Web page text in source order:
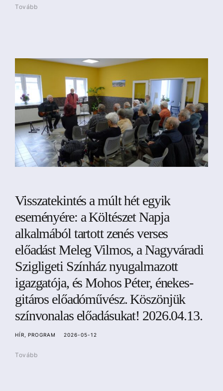
Tovább
Visszatekintés a múlt hét egyik
eseményére: a Költészet Napja
alkalmából tartott zenés verses
előadást Meleg Vilmos, a Nagyváradi
Szigligeti Színház nyugalmazott
igazgatója, és Mohos Péter, énekes-
gitáros előadóművész. Köszönjük
színvonalas előadásukat! 2026.04.13.
HÍR PROGRAM 2026-05-12
Tovább